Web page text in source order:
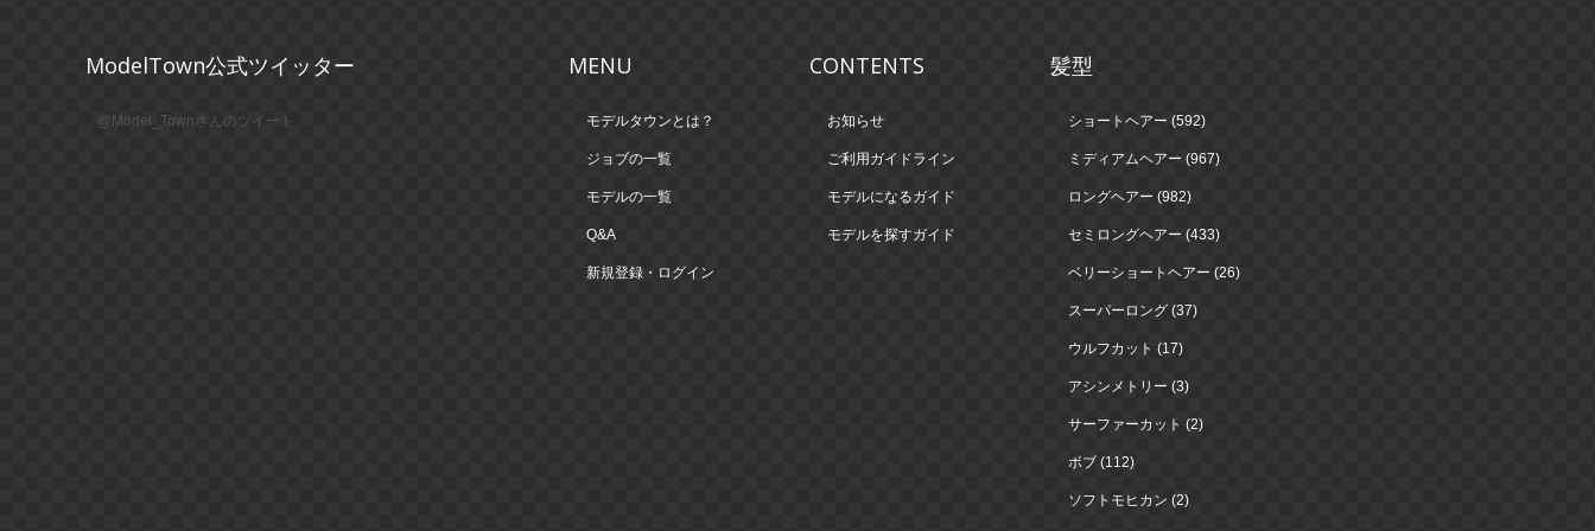
ModelTown公式ツイッター
@Model_Townさんのツイート
MENU
モデルタウンとは？
ジョブの一覧
モデルの一覧
Q&A
新規登録・ログイン
CONTENTS
お知らせ
ご利用ガイドライン
モデルになるガイド
モデルを探すガイド
髪型
ショートヘアー (592)
ミディアムヘアー (967)
ロングヘアー (982)
セミロングヘアー (433)
ベリーショートヘアー (26)
スーパーロング (37)
ウルフカット (17)
アシンメトリー (3)
サーファーカット (2)
ボブ (112)
ソフトモヒカン (2)